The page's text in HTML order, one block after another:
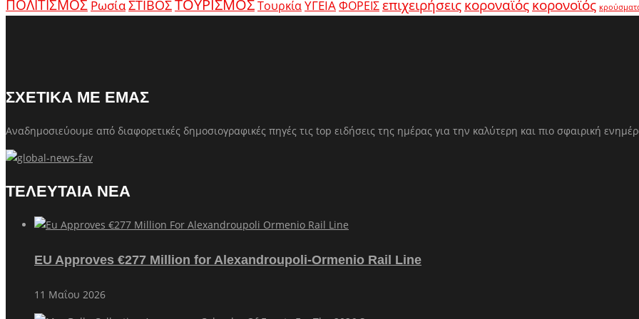
ΠΟΛΙΤΙΣΜΟΣ ΡωσίαΣΤΙΒΟΣΤΟΥΡΙΣΜΟΣΤουρκίαΥΓΕΙΑΦΟΡΕΙΣεπιχειρήσειςκοροναϊόςκορονοϊός
ΣΧΕΤΙΚΑ ΜΕ ΕΜΑΣ
Αναδημοσιεύουμε από διαφορετικές δημοσιογραφικές πηγές τις top ειδήσεις της ημέρας για την καλύτερη και πιο σφαιρική
ΤΕΛΕΥΤΑΙΑ ΝΕΑ
EU Approves €277 Million for Alexandroupoli-Ormenio Rail Line
11 Μαΐου 2026